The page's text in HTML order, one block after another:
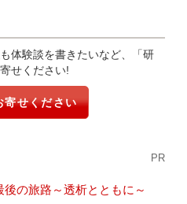
体験談を書きたいなど、「研
せください!
寄せください
PR
後の旅路～透析とともに～